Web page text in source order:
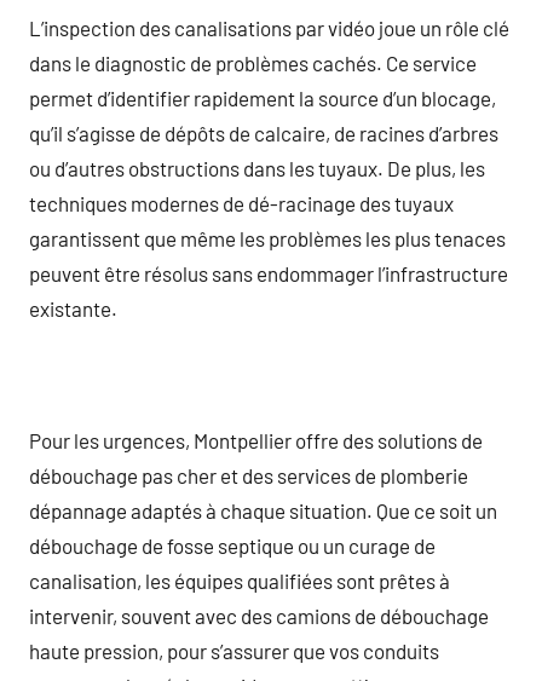
L’inspection des canalisations par vidéo joue un rôle clé
dans le diagnostic de problèmes cachés. Ce service
permet d’identifier rapidement la source d’un blocage,
qu’il s’agisse de dépôts de calcaire, de racines d’arbres
ou d’autres obstructions dans les tuyaux. De plus, les
techniques modernes de dé-racinage des tuyaux
garantissent que même les problèmes les plus tenaces
peuvent être résolus sans endommager l’infrastructure
existante.
Pour les urgences, Montpellier offre des solutions de
débouchage pas cher et des services de plomberie
dépannage adaptés à chaque situation. Que ce soit un
débouchage de fosse septique ou un curage de
canalisation, les équipes qualifiées sont prêtes à
intervenir, souvent avec des camions de débouchage
haute pression, pour s’assurer que vos conduits